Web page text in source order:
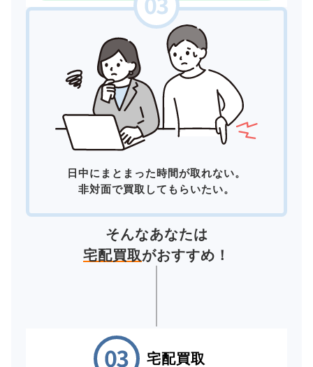
日中にまとまった時間が取れない。
非対面で買取してもらいたい。
そんなあなたは
宅配買取がおすすめ！
宅配買取